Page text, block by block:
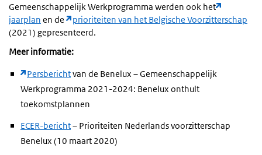
Gemeenschappelijk Werkprogramma werden ook het
jaarplan en de
prioriteiten van het Belgische Voorzitterschap
(2021) gepresenteerd.
Meer informatie:
Persberichtvan de Benelux – Gemeenschappelijk
Werkprogramma 2021-2024: Benelux onthult
toekomstplannen
ECER-bericht– Prioriteiten Nederlands voorzitterschap
Benelux (10 maart 2020)